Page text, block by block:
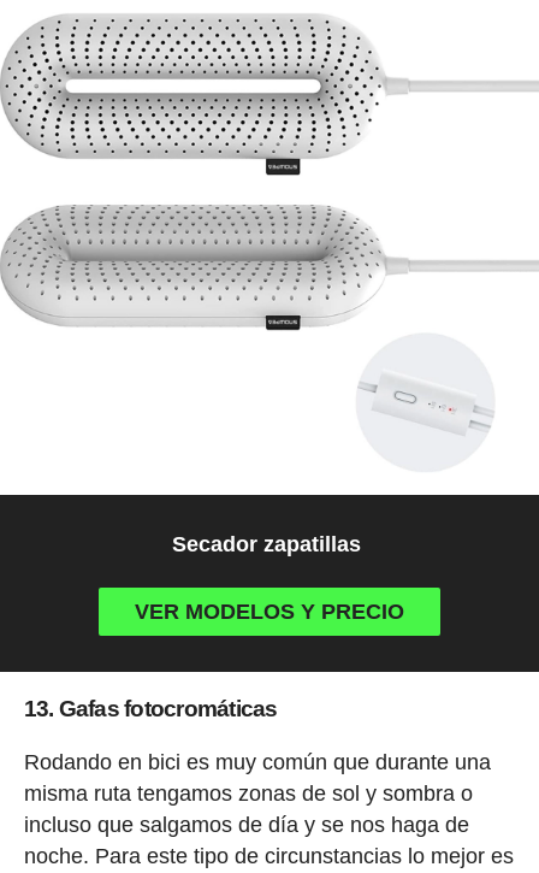
Secador zapatillas
VER MODELOS Y PRECIO
13. Gafas fotocromáticas
Rodando en bici es muy común que durante una
misma ruta tengamos zonas de sol y sombra o
incluso que salgamos de día y se nos haga de
noche. Para este tipo de circunstancias lo mejor es